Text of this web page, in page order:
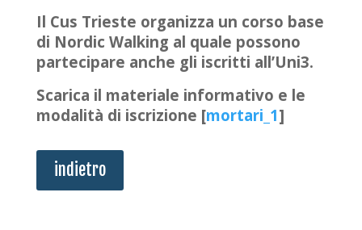
Il Cus Trieste organizza un corso base
di Nordic Walking al quale possono
partecipare anche gli iscritti all’Uni3.
Scarica il materiale informativo e le
modalità di iscrizione [mortari_1]
indietro